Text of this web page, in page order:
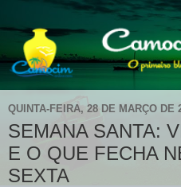
QUINTA-FEIRA, 28 DE MARÇO DE
SEMANA SANTA:
E O QUE FECHA
SEXTA